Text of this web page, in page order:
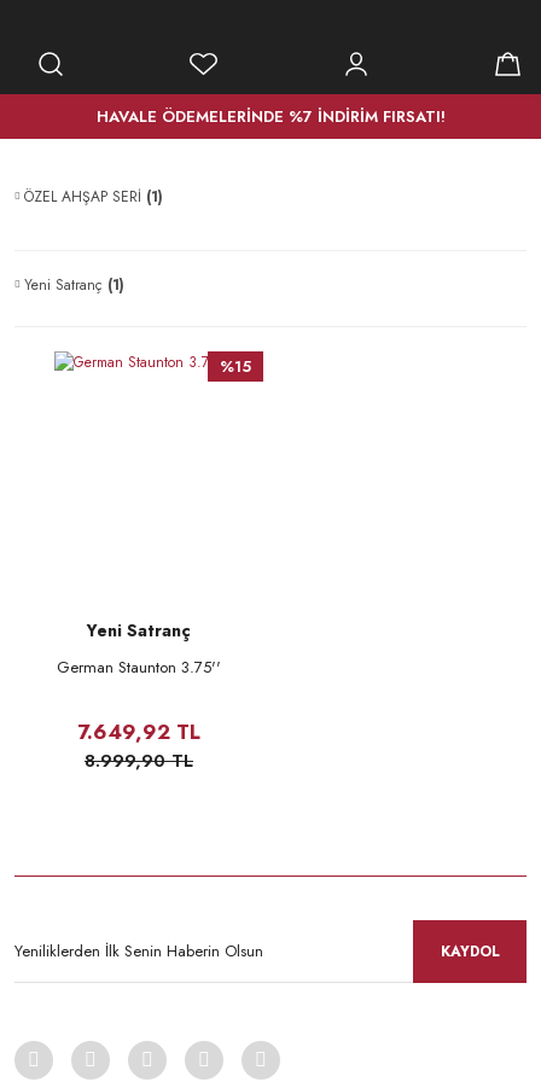
HAVALE ÖDEMELERİNDE %7 İNDİRİM FIRSATI!
ÖZEL AHŞAP SERİ (1)
Yeni Satranç (1)
%15
Yeni Satranç
German Staunton 3.75''
7.649,92 TL
8.999,90 TL
KAYDOL